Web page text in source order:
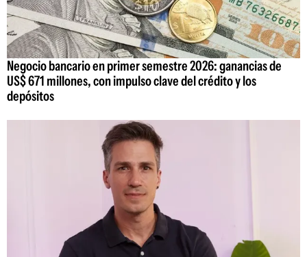
Negocio bancario en primer semestre 2026: ganancias de
US$ 671 millones, con impulso clave del crédito y los
depósitos